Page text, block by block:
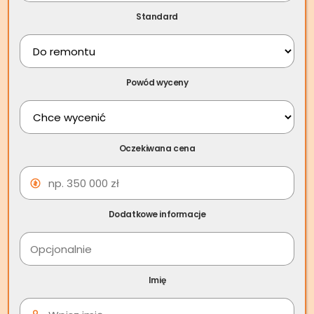
Skup nieruchomości Sierpc
– Jak sprzedać szybko
mieszkanie za gotówkę w
Sierpcu?
Standard
Powód wyceny
Oczekiwana cena
Dodatkowe informacje
Imię